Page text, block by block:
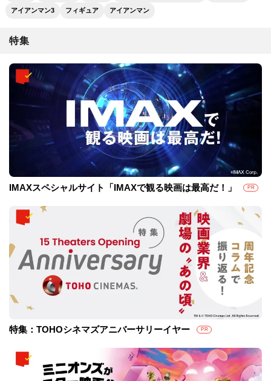
アイアンマン3 フィギュア アイアンマン
特集
IMAXスペシャルサイト「IMAXで観る映画は最高だ！」 PR
特集：TOHOシネマズアニバーサリーイヤー PR